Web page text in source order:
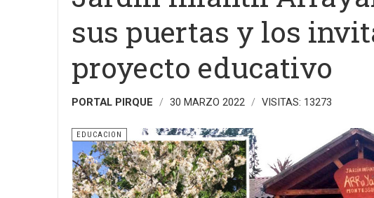
sus puertas y los
proyecto educativo
PORTAL PIRQUE 30 MARZO 2022 VISITAS: 13273
EDUCACION